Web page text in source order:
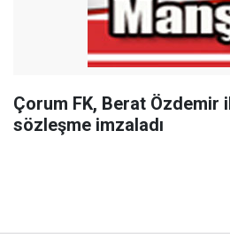
Çorum FK, Berat Özdemir
sözleşme imzaladı